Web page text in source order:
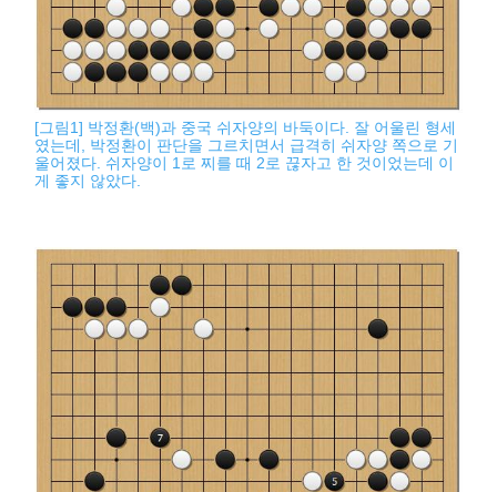
[그림1] 박정환(백)과 중국 쉬자양의 바둑이다. 잘 어울린 형세
였는데, 박정환이 판단을 그르치면서 급격히 쉬자양 쪽으로 기
울어졌다. 쉬자양이 1로 찌를 때 2로 끊자고 한 것이었는데 이
게 좋지 않았다.